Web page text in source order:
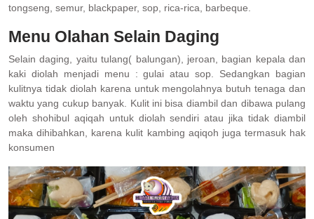
tongseng, semur, blackpaper, sop, rica-rica, barbeque.
Menu Olahan Selain Daging
Selain daging, yaitu tulang( balungan), jeroan, bagian kepala dan
kaki diolah menjadi menu : gulai atau sop. Sedangkan bagian
kulitnya tidak diolah karena untuk mengolahnya butuh tenaga dan
waktu yang cukup banyak. Kulit ini bisa diambil dan dibawa pulang
oleh shohibul aqiqah untuk diolah sendiri atau jika tidak diambil
maka dihibahkan, karena kulit kambing aqiqoh juga termasuk hak
konsumen